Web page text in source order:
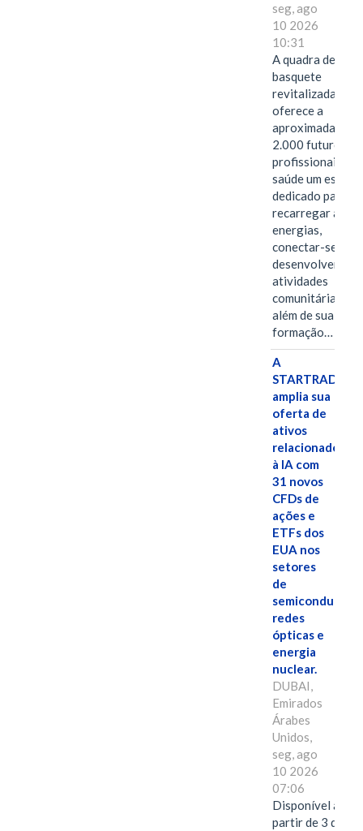
seg, ago
10 2026
10:31
A quadra de
basquete
revitalizada
oferece a
2.000 futuros
profissionais da
saúde um espaço
dedicado para
recarregar as
energias,
conectar-se e
desenvolver
atividades
comunitárias
além de sua
formação…
A
STARTRADER
amplia sua
oferta de
ativos
relacionados
à IA com
31 novos
CFDs de
ações e
ETFs dos
EUA nos
setores
de
redes
ópticas e
energia
nuclear.
DUBAI,
Emirados
Árabes
Unidos,
seg, ago
10 2026
07:06
Disponível a
partir de 3 de